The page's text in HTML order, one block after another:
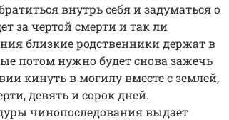
внутрь себя и задуматься о
за чертой смерти и так ли
близкие родственники держат в
потом нужно будет снова зажечь
кинуть в могилу вместе с землей,
девять и сорок дней.
чинопоследования выдает